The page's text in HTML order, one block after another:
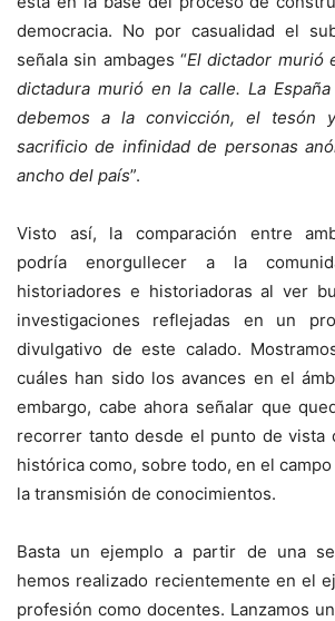
democracia. No por casualidad el
señala sin ambages “El dictador murió
dictadura murió en la calle. La
debemos a la convicción, el tesón
sacrificio de infinidad de personas
ancho del país”.
Visto así, la comparación entre
podría enorgullecer a la
historiadores e historiadoras al ver
investigaciones reflejadas en un
divulgativo de este calado.
cuáles han sido los avances en el
embargo, cabe ahora señalar que
recorrer tanto desde el punto de vista
histórica como, sobre todo, en el
la transmisión de conocimientos.
Basta un ejemplo a partir de una
hemos realizado recientemente en el
profesión como docentes. Lanzamos